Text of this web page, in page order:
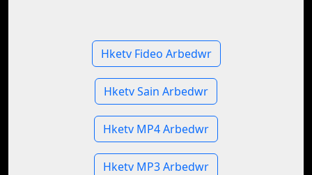
Hketv Fideo Arbedwr
Hketv Sain Arbedwr
Hketv MP4 Arbedwr
Hketv MP3 Arbedwr